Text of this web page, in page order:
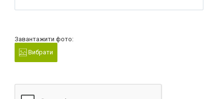
Завантажити фото:
Вибрати